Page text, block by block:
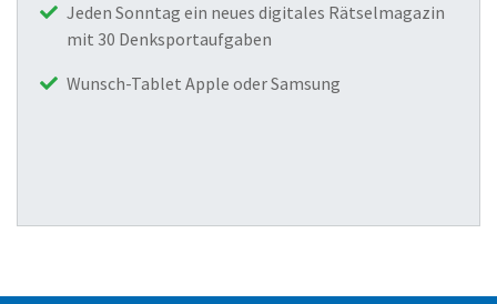
Jeden Sonntag ein neues digitales Rätselmagazin
mit 30 Denksportaufgaben
Wunsch-Tablet Apple oder Samsung